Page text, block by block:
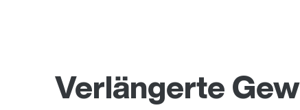
Verlängerte